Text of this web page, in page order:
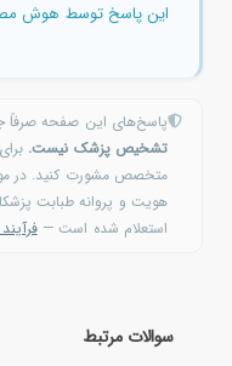
این پاسخ توسط هوش
پاسخ‌های این صفحه صرفاً
تشخیص پزشک نیست.
متخصص مشورت کنید. در
هویت و پروانه طبابت
استعلام شده است —
سوالات مرتبط